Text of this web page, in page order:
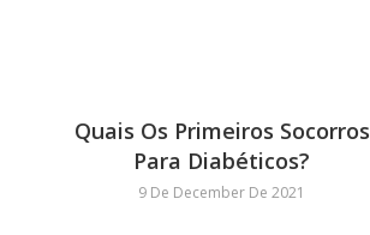
Quais Os Primeiros Socorros
Para Diabéticos?
9 De December De 2021